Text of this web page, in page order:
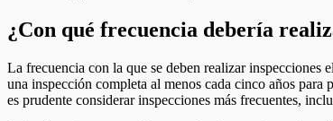
¿Con qué frecuencia debería
La frecuencia con la que se deben realizar inspecciones
una inspección completa al menos cada cinco años
es prudente considerar inspecciones más frecuentes,